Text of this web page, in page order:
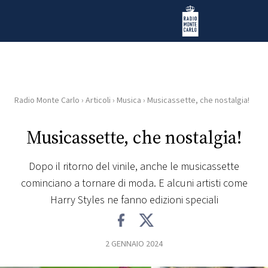
Radio Monte Carlo
HOME
RADIO
WEB
RADIO
Radio Monte Carlo › Articoli › Musica › Musicassette, che nostalgia!
Musicassette, che nostalgia!
Dopo il ritorno del vinile, anche le musicassette
cominciano a tornare di moda. E alcuni artisti come
Harry Styles ne fanno edizioni speciali
2 GENNAIO 2024